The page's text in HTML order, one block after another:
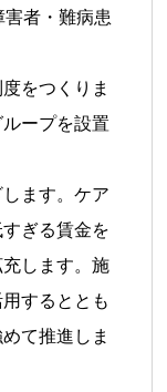
者・難病患
をつくりま
ープを設置
ます。ケア
ぎる賃金を
します。施
するととも
て推進しま